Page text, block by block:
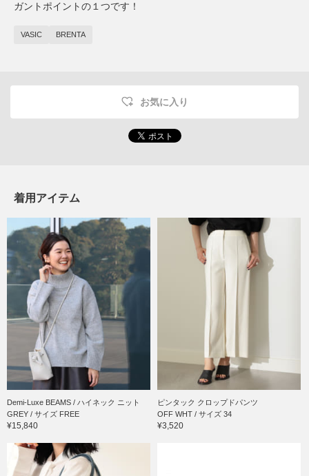
ガントポイントの１つです！
VASIC BRENTA
お気に入り
着用アイテム
Demi-Luxe BEAMS / ハイネック ニット
GREY / サイズ FREE
¥15,840
ピンタック クロップドパンツ
OFF WHT / サイズ 34
¥3,520